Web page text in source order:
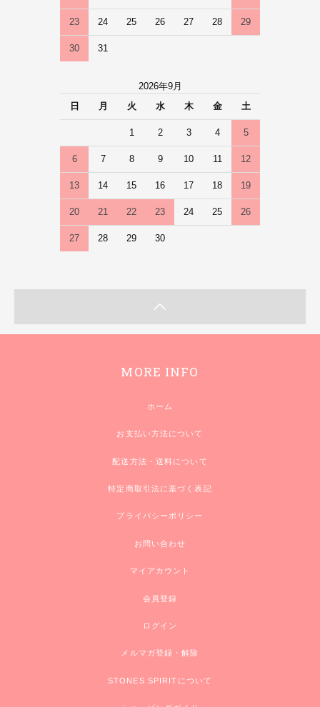
23 24 25 26 27 28 29
30 31
2026年9月
日
月 火 水 木 金 土
1 2 3 4 5
6 7 8 9 10 11 12
13 14 15 16 17 18 19
20 21 22 23 24 25 26
27 28 29 30
MORE INFO
ホーム
お支払い方法について
配送方法・送料について
特定商取引法に基づく表記
プライバシーポリシー
お問い合わせ
マイアカウント
会員登録
ログイン
メルマガ登録・解除
STONES SPIRITについて